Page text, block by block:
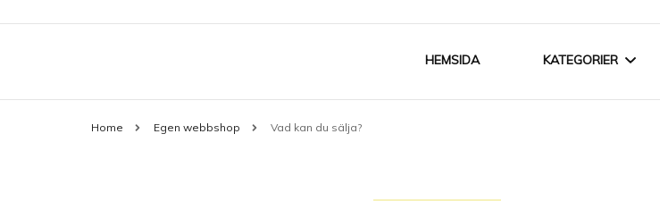
shoppinggatan.se HEMSIDA KATEGORIER
Home Egen webbshop Vad kan du sälja?